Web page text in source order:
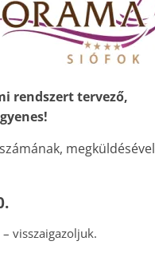
rendszert tervező,
megküldésével
visszaigazoljuk.